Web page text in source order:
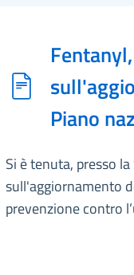
Piano
Si è tenuta, presso
sull'aggiornamento
prevenzione contro